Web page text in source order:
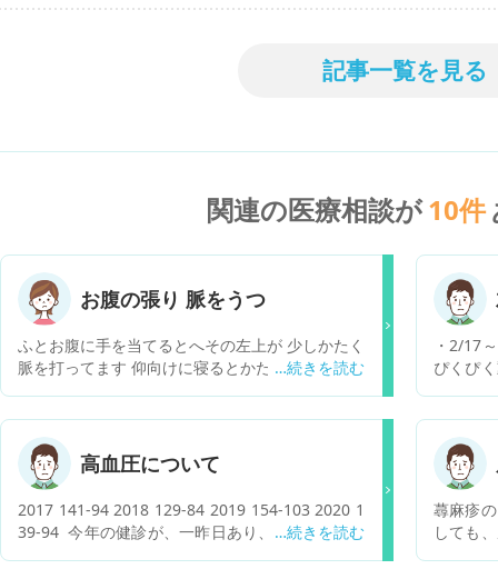
記事一覧を見る
関連の医療相談が10件
お腹の張り 脈をうつ
ふとお腹に手を当てるとへその左上が 少しかたく
脈を打ってます 仰向けに寝るとかたいのは無くな
変わったりするんですが これは何かの病気です
か？ 心配性なので調べると腹部動脈瘤て出てきて
とても不安です 病院に行きたいですが子供が濃厚
接触者なので すぐには行けません その間に破裂
しないか不安でたまりません 20代女子でも大動
脈瘤になることありますか？ ちなみにタバコは吸
わないしお酒全く飲みません
・2/17
ぴくぴ
左コメ
1から左
痛みに
痛み止
が、そ
んな病
か
高血圧について
2017 141-94 2018 129-84 2019 154-103 2020 1
39-94 今年の健診が、一昨日あり、188-118で、
蕁麻疹
しても